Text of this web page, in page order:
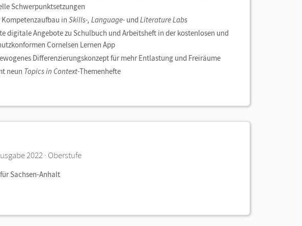
Schwerpunktsetzungen
Kompetenzaufbau in Skills-, Language- und Literature Labs
digitale Angebote zu Schulbuch und Arbeitsheft in der kostenlosen und
Cornelsen Lernen App
Differenzierungskonzept für mehr Entlastung und Freiräume
neun Topics in Context-Themenhefte
2022 · Oberstufe
Sachsen-Anhalt